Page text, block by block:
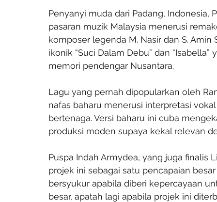
Penyanyi muda dari Padang,
pasaran muzik Malaysia menerusi
komposer legenda M. Nasir dan S.
ikonik “Suci Dalam Debu” dan
memori pendengar Nusantara.
Lagu yang pernah dipopularkan oleh
nafas baharu menerusi interpretasi
bertenaga. Versi baharu ini cuba
produksi moden supaya kekal relevan
Puspa Indah Armydea, yang juga finalis
projek ini sebagai satu pencapaian
bersyukur apabila diberi kepercayaan
besar, apatah lagi apabila projek ini